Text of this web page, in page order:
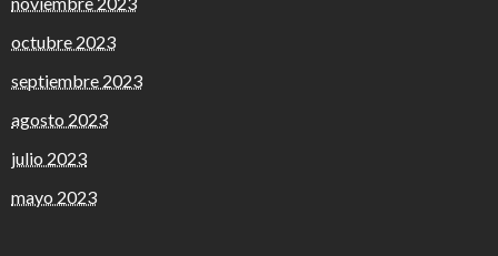
octubre 2023
septiembre 2023
agosto 2023
julio 2023
mayo 2023